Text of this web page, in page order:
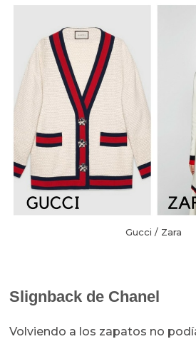
Gucci / Zara
Slignback de Chanel
Volviendo a los zapatos no